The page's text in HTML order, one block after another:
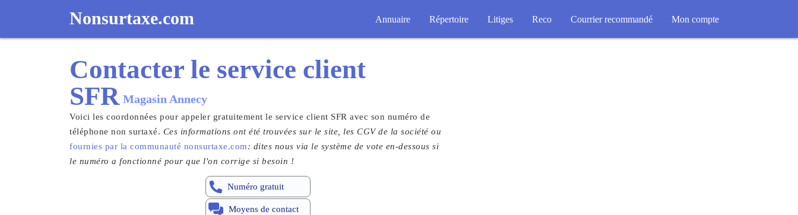
Nonsurtaxe.com Annuaire Répertoire Litiges Reco Courrier recommandé Mon compte
Contacter le service client
SFR Magasin Annecy
Voici les coordonnées pour appeler gratuitement le service client SFR avec son numéro de
téléphone non surtaxé. Ces informations ont été trouvées sur le site, les CGV de la société ou
fournies par la communauté nonsurtaxe.com: dites nous via le système de vote en-dessous si
le numéro a fonctionné pour que l'on corrige si besoin !
Numéro gratuit
Moyens de contact